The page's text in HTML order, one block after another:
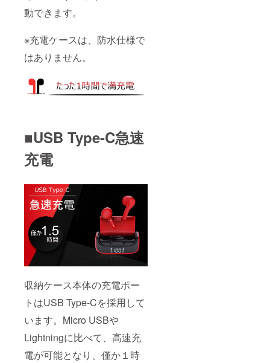
動できます。
※充電ケースは、防水仕様で
はありません。
■USB Type-C急速
充電
収納ケース本体の充電ポー
トはUSB Type-Cを採用して
います。Micro USBや
Lightningに比べて、高速充
電が可能となり、僅か１時